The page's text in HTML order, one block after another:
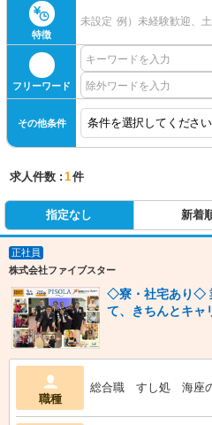
特徴
未設定 例）未経験歓迎、
フリーワード
その他条件
求人件数 : 1件
指定なし 新着
正社員
株式会社ファイブスター
◇寮・社宅あり◇
て、きちんとキャ
職種
総合職 すし処 海座